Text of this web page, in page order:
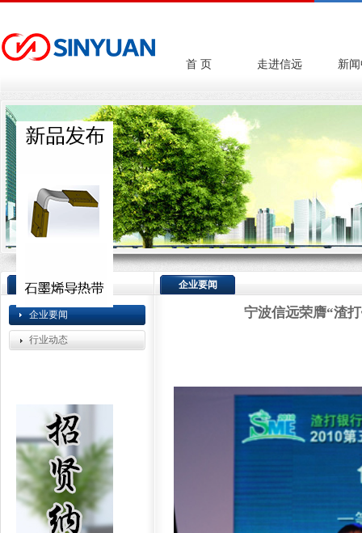
首 页 走进信远 新
新闻中心
企业要闻
行业动态
企业要闻
宁波信远荣膺“渣